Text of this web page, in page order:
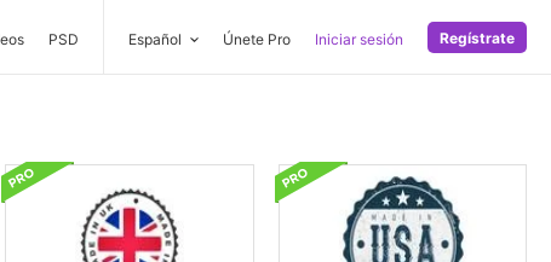
PSD Español Únete Pro Iniciar sesión Regístrate